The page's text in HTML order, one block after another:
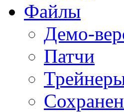
Файлы
Демо-
Патчи